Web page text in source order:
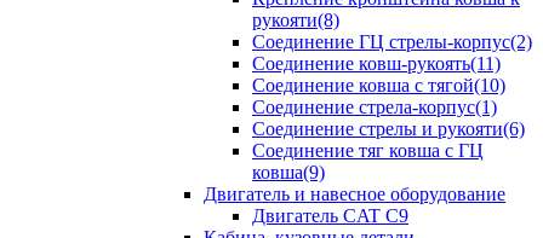
рукояти(8)
Соединение ГЦ стрелы-корпус(2)
Соединение ковш-рукоять(11)
Соединение ковша с тягой(10)
Соединение стрела-корпус(1)
Соединение стрелы и рукояти(6)
Соединение тяг ковша с ГЦ
ковша(9)
Двигатель и навесное оборудование
Двигатель CAT C9